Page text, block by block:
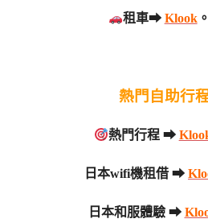
租車➡ Klook。
熱門自助行
熱門行程 ➡
日本wifi機租借 ➡
日本和服體驗 ➡